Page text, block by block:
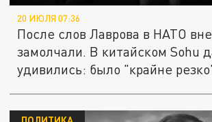
20 ИЮЛЯ 07:36
После слов Лаврова в НАТО
замолчали. В китайском Sohu
удивились: было "крайне